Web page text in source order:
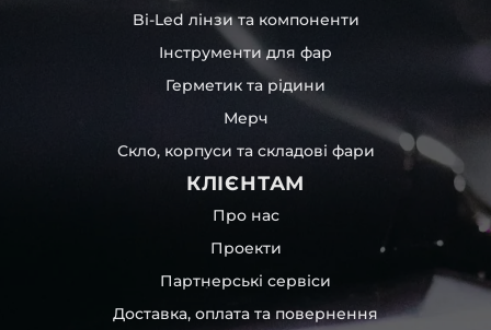
Bi-Led лінзи та компоненти
Інструменти для фар
Герметик та рідини
Мерч
Скло, корпуси та складові фари
КЛІЄНТАМ
Про нас
Проекти
Партнерські сервіси
Доставка, оплата та повернення